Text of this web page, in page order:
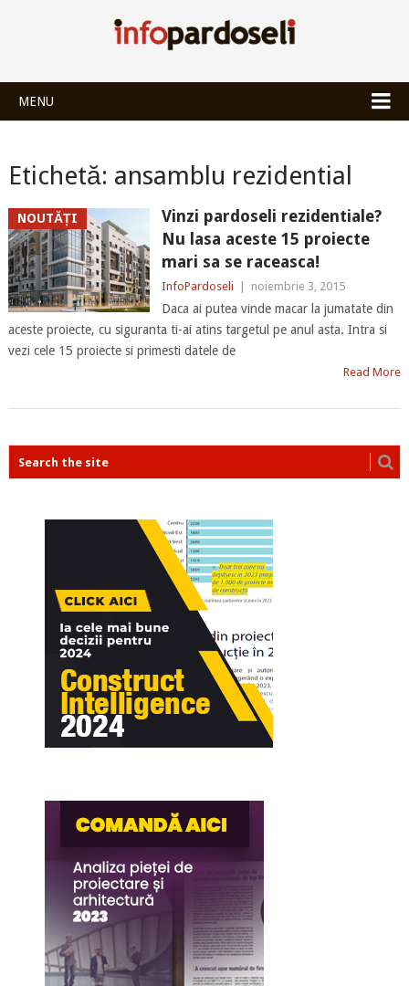
MENU
Etichetă: ansamblu rezidential
NOUTĂȚI
Vinzi pardoseli rezidentiale?
Nu lasa aceste 15 proiecte
mari sa se raceasca!
InfoPardoseli noiembrie 3, 2015
Daca ai putea vinde macar la jumatate din
aceste proiecte, cu siguranta ti-ai atins targetul pe anul asta. Intra si
vezi cele 15 proiecte si primesti datele de
Read More
POSTS
NAVIGATION